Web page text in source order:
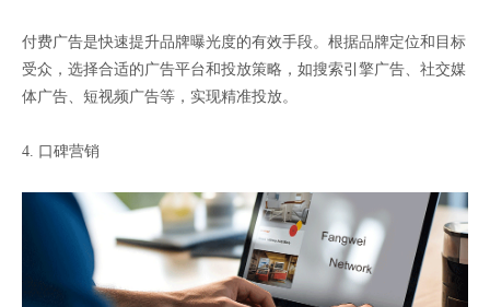
付费广告是快速提升品牌曝光度的有效手段。根据品牌定位和目标
受众，选择合适的广告平台和投放策略，如搜索引擎广告、社交媒
体广告、短视频广告等，实现精准投放。
4. 口碑营销